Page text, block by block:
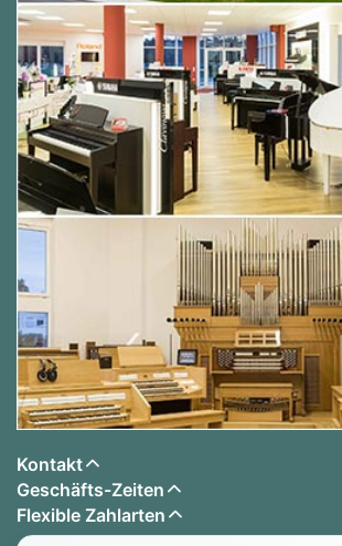
Kontakt
Geschäfts-Zeiten
Flexible Zahlarten